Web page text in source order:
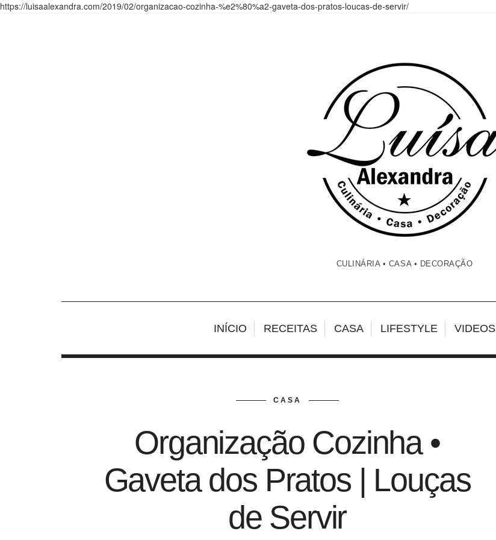
https://luisaalexandra.com/2019/02/organizacao-cozinha-%e2%80%a2-gaveta-dos-pratos-loucas-de-servir/
CULINÁRIA • CASA • DECORAÇÃO
INÍCIO RECEITAS CASA LIFESTYLE VIDEOS
CASA
Organização Cozinha •
Gaveta dos Pratos | Louças
de Servir